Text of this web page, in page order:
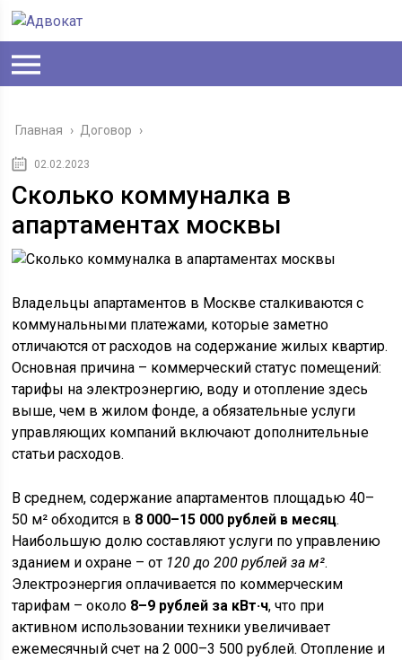
Главная › Договор ›
02.02.2023
Сколько коммуналка в
апартаментах москвы
Владельцы апартаментов в Москве сталкиваются с
коммунальными платежами, которые заметно
отличаются от расходов на содержание жилых квартир.
Основная причина – коммерческий статус помещений:
тарифы на электроэнергию, воду и отопление здесь
выше, чем в жилом фонде, а обязательные услуги
управляющих компаний включают дополнительные
статьи расходов.
В среднем, содержание апартаментов площадью 40–
50 м² обходится в 8 000–15 000 рублей в месяц.
Наибольшую долю составляют услуги по управлению
зданием и охране – от 120 до 200 рублей за м².
Электроэнергия оплачивается по коммерческим
тарифам – около 8–9 рублей за кВт·ч, что при
активном использовании техники увеличивает
ежемесячный счет на 2 000–3 500 рублей. Отопление и